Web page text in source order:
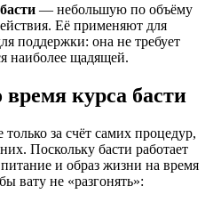
— небольшую по объёму
Её применяют для
поддержки: она не требует
наиболее щадящей.
курса басти
только за счёт самих процедур,
Поскольку басти работает
и образ жизни на время
вату не «разгонять»: